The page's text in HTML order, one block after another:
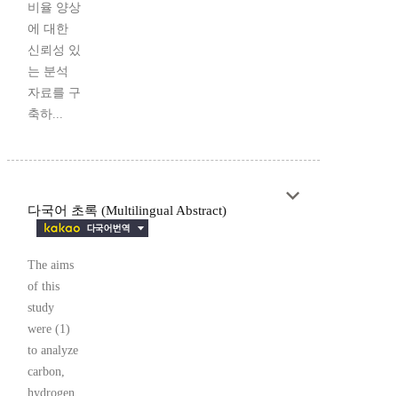
비율 양상
에 대한
신뢰성 있
는 분석
자료를 구
축하...
다국어 초록 (Multilingual Abstract)
The aims
of this
study
were (1)
to analyze
carbon,
hydrogen,